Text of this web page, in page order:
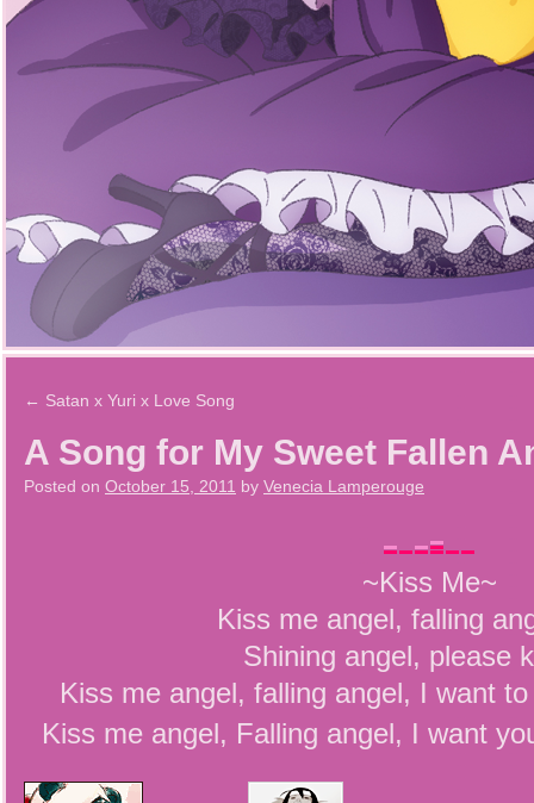
← Satan x Yuri x Love Song
A Song for My Sweet Fallen
Posted on October 15, 2011 by Venecia Lamperouge
~Kiss Me~
Kiss me angel, falling
Shining angel, please
Kiss me angel, falling angel, I want
Kiss me angel, Falling angel, I want